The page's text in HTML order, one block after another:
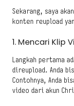
Sekarang, saya
konten reupload
1. Mencari Klip
Langkah pertama
direupload. Anda
Contohnya, Anda
video dari akun